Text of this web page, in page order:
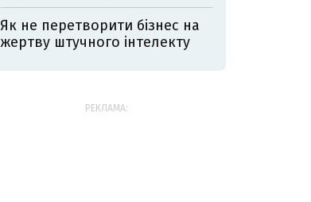
Як не перетворити бізнес на
жертву штучного інтелекту
РЕКЛАМА: